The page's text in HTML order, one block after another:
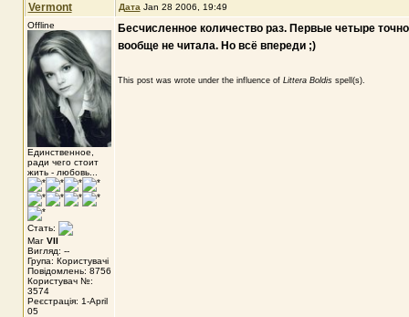
Vermont Дата Jan 28 2006, 19:49
Offline
Единственное,
ради чего стоит
жить - любовь...
Стать:
Маг VII
Вигляд: --
Група: Користувачі
Повідомлень: 8756
Користувач №:
3574
Реєстрація: 1-April
05
Бесчисленное количество раз. Первые четыре
вообще не читала. Но всё впереди ;)
This post was wrote under the influence of Littera Boldisspell(s).